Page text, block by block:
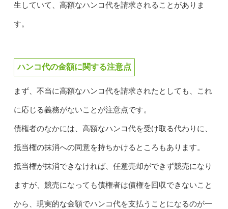
生していて、高額なハンコ代を請求されることがありま
す。
ハンコ代の金額に関する注意点
まず、不当に高額なハンコ代を請求されたとしても、これ
に応じる義務がないことが注意点です。
債権者のなかには、高額なハンコ代を受け取る代わりに、
抵当権の抹消への同意を持ちかけるところもあります。
抵当権が抹消できなければ、任意売却ができず競売になり
ますが、競売になっても債権者は債権を回収できないこと
から、現実的な金額でハンコ代を支払うことになるのが一